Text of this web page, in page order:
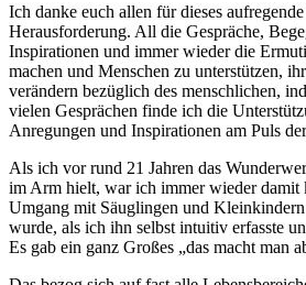
Ich danke euch allen für dieses
Herausforderung. All die Gespräche,
Inspirationen und immer wieder die
machen und Menschen zu unterstützen,
verändern bezüglich des menschlichen,
vielen Gesprächen finde ich die
Anregungen und Inspirationen am Puls
Als ich vor rund 21 Jahren das
im Arm hielt, war ich immer wieder damit
Umgang mit Säuglingen und Kleinkindern
wurde, als ich ihn selbst intuitiv erfasste
Es gab ein ganz Großes „das macht man